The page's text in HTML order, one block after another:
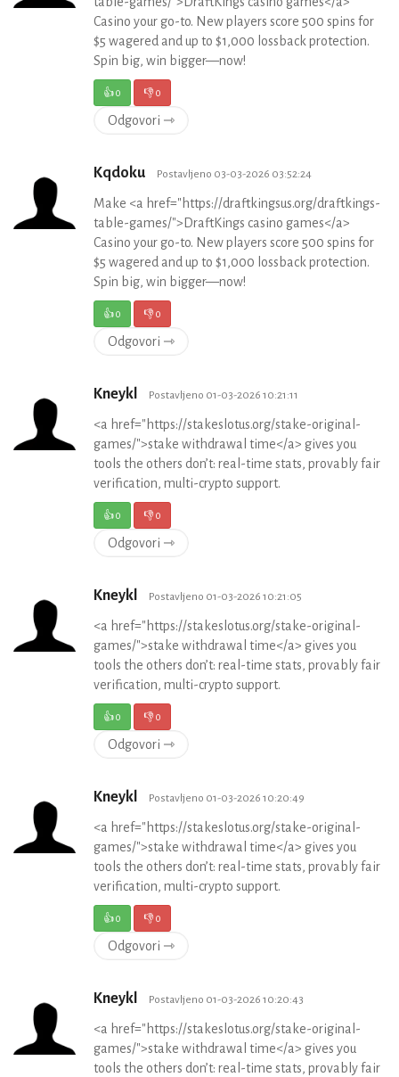
Casino your go-to. New players score 500 spins for
$5 wagered and up to $1,000 lossback protection.
Spin big, win bigger—now!
👍0 👎0
Odgovori ⇾
Kqdoku Postavljeno 03-03-2026 03:52:24
Make <a href="https://draftkingsus.org/draftkings-
table-games/">DraftKings casino games</a>
Casino your go-to. New players score 500 spins for
$5 wagered and up to $1,000 lossback protection.
Spin big, win bigger—now!
👍0 👎0
Odgovori ⇾
Kneykl Postavljeno 01-03-2026 10:21:11
<a href="https://stakeslotus.org/stake-original-
games/">stake withdrawal time</a> gives you
tools the others don’t: real-time stats, provably fair
verification, multi-crypto support.
👍0 👎0
Odgovori ⇾
Kneykl Postavljeno 01-03-2026 10:21:05
<a href="https://stakeslotus.org/stake-original-
games/">stake withdrawal time</a> gives you
tools the others don’t: real-time stats, provably fair
verification, multi-crypto support.
👍0 👎0
Odgovori ⇾
Kneykl Postavljeno 01-03-2026 10:20:49
<a href="https://stakeslotus.org/stake-original-
games/">stake withdrawal time</a> gives you
tools the others don’t: real-time stats, provably fair
verification, multi-crypto support.
👍0 👎0
Odgovori ⇾
Kneykl Postavljeno 01-03-2026 10:20:43
<a href="https://stakeslotus.org/stake-original-
games/">stake withdrawal time</a> gives you
tools the others don’t: real-time stats, provably fair